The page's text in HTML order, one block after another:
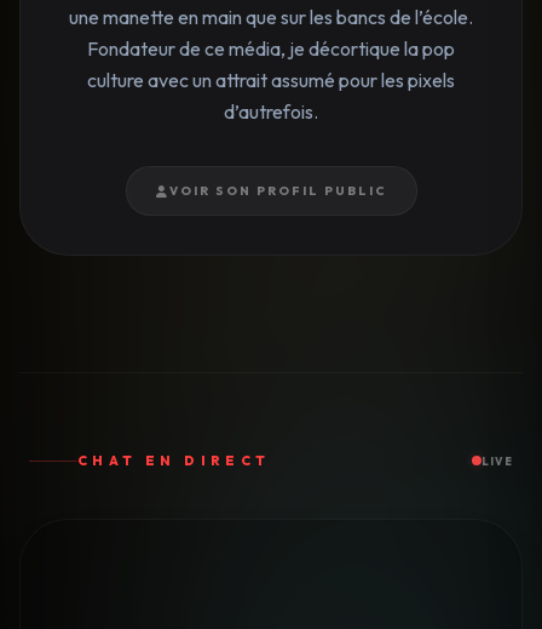
une manette en main que sur les bancs de l’école.
Fondateur de ce média, je décortique la pop
culture avec un attrait assumé pour les pixels
d’autrefois.
VOIR SON PROFIL PUBLIC
CHAT EN DIRECT LIVE